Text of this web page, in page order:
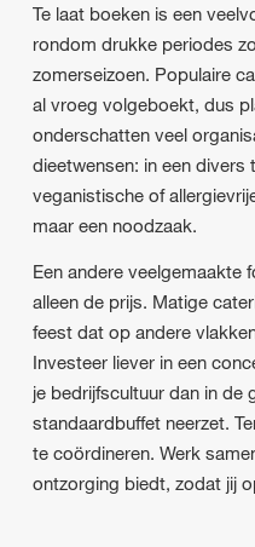
Te laat boeken is een
rondom drukke periodes
zomerseizoen. Populaire
al vroeg volgeboekt, dus
onderschatten veel
dieetwensen: in een divers
veganistische of
maar een noodzaak.
Een andere veelgemaakte
alleen de prijs. Matige
feest dat op andere
Investeer liever in een
je bedrijfscultuur dan in de
standaardbuffet neerzet.
te coördineren. Werk
ontzorging biedt, zodat jij